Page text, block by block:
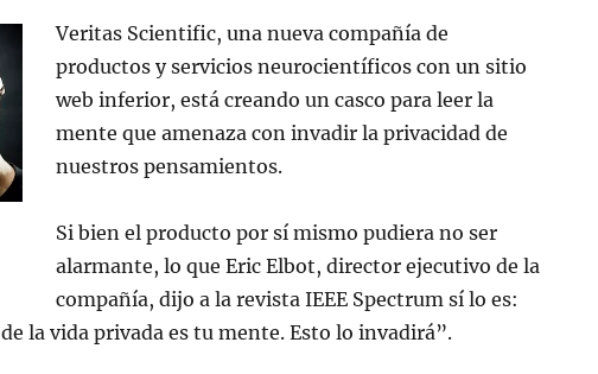
Veritas Scientific, una nueva compañía de
productos y servicios neurocientíficos con un sitio
web inferior, está creando un casco para leer la
mente que amenaza con invadir la privacidad de
nuestros pensamientos.
Si bien el producto por sí mismo pudiera no ser
alarmante, lo que Eric Elbot, director ejecutivo de la
compañía, dijo a la revista IEEE Spectrum sí lo es:
la vida privada es tu mente. Esto lo invadirá”.